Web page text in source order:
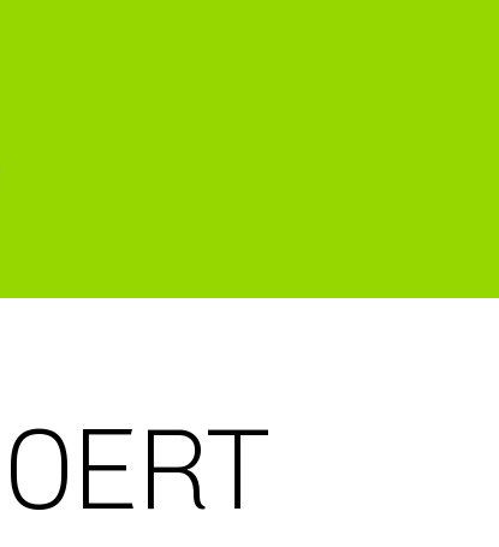
OERT